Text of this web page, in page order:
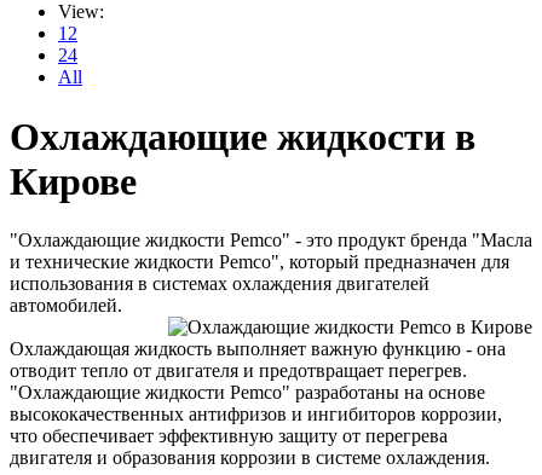
View:
12
24
All
Охлаждающие жидкости в
Кирове
"Охлаждающие жидкости Pemco" - это продукт бренда "Масла
и технические жидкости Pemco", который предназначен для
использования в системах охлаждения двигателей
автомобилей.
Охлаждающая жидкость выполняет важную функцию - она
отводит тепло от двигателя и предотвращает перегрев.
"Охлаждающие жидкости Pemco" разработаны на основе
высококачественных антифризов и ингибиторов коррозии,
что обеспечивает эффективную защиту от перегрева
двигателя и образования коррозии в системе охлаждения.